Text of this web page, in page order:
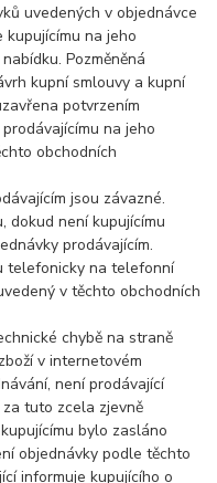
uvedených v objednávce
kupujícímu na jeho
Pozměněná
kupní smlouvy a kupní
potvrzením
na jeho
obchodních
jsou závazné.
dokud není kupujícímu
prodávajícím.
telefonicky na telefonní
v těchto obchodních
chybě na straně
v internetovém
není prodávající
tuto zcela zjevně
bylo zasláno
objednávky podle těchto
informuje kupujícího o